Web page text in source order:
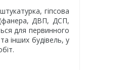
гіпсова
(фанера, ДВП, ДСП,
для первинного
інших будівель, у